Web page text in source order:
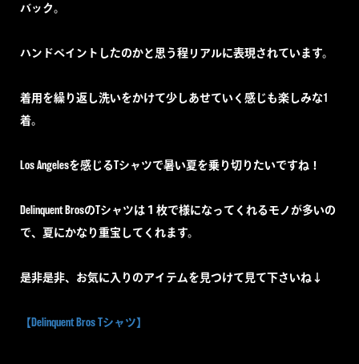
バック。
ハンドペイントしたのかと思う程リアルに表現されています。
着用を繰り返し洗いをかけて少しあせていく感じも楽しみな1
着。
Los Angelesを感じるTシャツで暑い夏を乗り切りたいですね！
Delinquent BrosのTシャツは１枚で様になってくれるモノが多いの
で、夏にかなり重宝してくれます。
是非是非、お気に入りのアイテムを見つけて見て下さいね↓
【Delinquent Bros Tシャツ】